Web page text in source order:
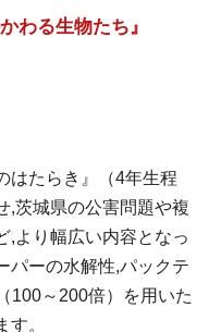
わる生物たち』
はたらき』（4年生程
,茨城県の公害問題や複
,より幅広い内容となっ
パーの水解性,パックテ
100～200倍）を用いた
。